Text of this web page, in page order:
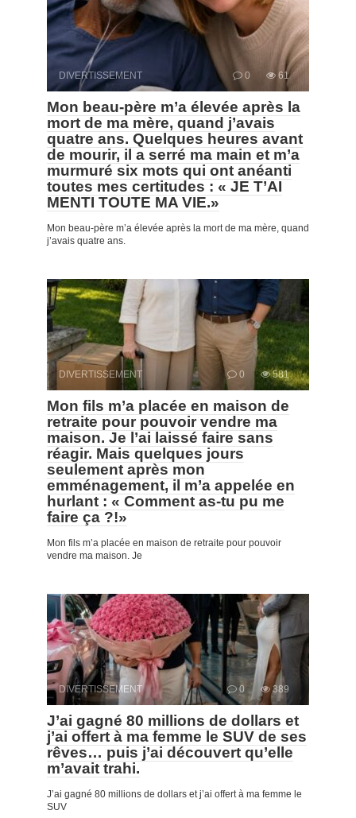
DIVERTISSEMENT 0 61
Mon beau-père m’a élevée après la
mort de ma mère, quand j’avais
quatre ans. Quelques heures avant
de mourir, il a serré ma main et m’a
murmuré six mots qui ont anéanti
toutes mes certitudes : « JE T’AI
MENTI TOUTE MA VIE.»
Mon beau-père m’a élevée après la mort de ma mère, quand
j’avais quatre ans.
DIVERTISSEMENT 0 581
Mon fils m’a placée en maison de
retraite pour pouvoir vendre ma
maison. Je l’ai laissé faire sans
réagir. Mais quelques jours
seulement après mon
emménagement, il m’a appelée en
hurlant : « Comment as-tu pu me
faire ça ?!»
Mon fils m’a placée en maison de retraite pour pouvoir
vendre ma maison. Je
DIVERTISSEMENT 0 389
J’ai gagné 80 millions de dollars et
j’ai offert à ma femme le SUV de ses
rêves… puis j’ai découvert qu’elle
m’avait trahi.
J’ai gagné 80 millions de dollars et j’ai offert à ma femme le
SUV